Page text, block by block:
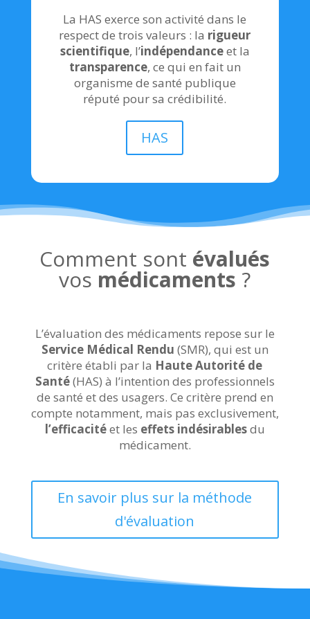
La HAS exerce son activité dans le
respect de trois valeurs : la rigueur
scientifique, l’indépendanceet la
transparence, ce qui en fait un
organisme de santé publique
réputé pour sa crédibilité.
HAS
Comment sont évalués
vos médicaments ?
L’évaluation des médicaments repose sur le
Service Médical Rendu (SMR), qui est un
critère établi par la Haute Autorité de
Santé(HAS) à l’intention des professionnels
de santé et des usagers. Ce critère prend en
compte notamment, mais pas exclusivement,
l’efficacitéet les effets indésirablesdu
médicament.
En savoir plus sur la méthode
d'évaluation